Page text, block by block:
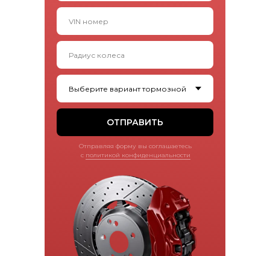
ОТПРАВИТЬ
Отправляя форму вы соглашаетесь
с политикой конфиденциальности